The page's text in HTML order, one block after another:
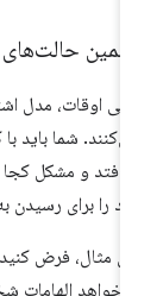
حالت‌های
اوقات، مدل
شما باید با
و مشکل کجا رخ
را برای رسیدن به
مثال، فرض کنید
الهامات